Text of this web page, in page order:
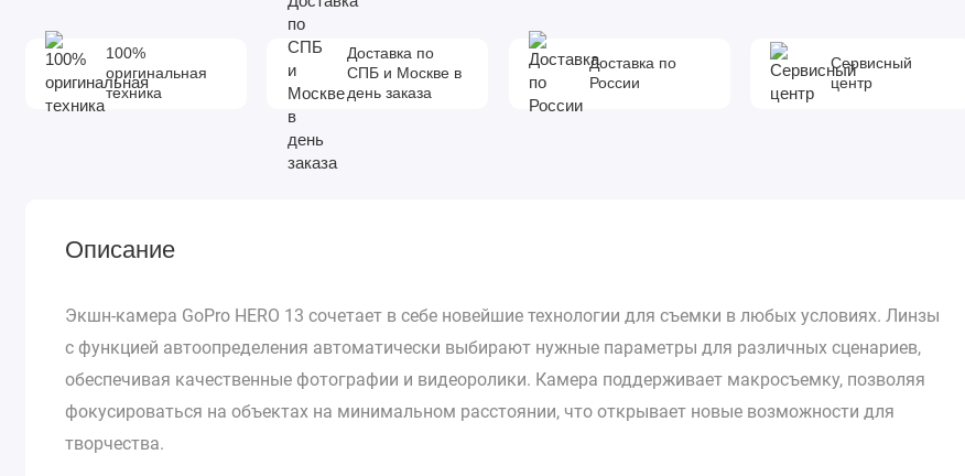
100%
оригинальная
техника
Доставка по
СПБ и Москве в
день заказа
Доставка по
России
Сервисный
центр
Описание
Экшн-камера GoPro HERO 13 сочетает в себе новейшие технологии для съемки в любых условиях. Линзы
с функцией автоопределения автоматически выбирают нужные параметры для различных сценариев,
обеспечивая качественные фотографии и видеоролики. Камера поддерживает макросъемку, позволяя
фокусироваться на объектах на минимальном расстоянии, что открывает новые возможности для
творчества.